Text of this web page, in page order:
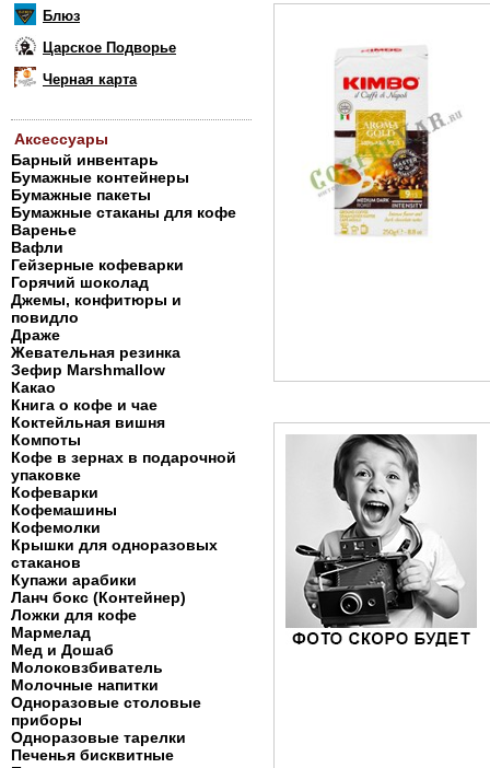
Блюз
Царское Подворье
Черная карта
Аксессуары
Барный инвентарь
Бумажные контейнеры
Бумажные пакеты
Бумажные стаканы для кофе
Варенье
Вафли
Гейзерные кофеварки
Горячий шоколад
Джемы, конфитюры и
повидло
Драже
Жевательная резинка
Зефир Marshmallow
Какао
Книга о кофе и чае
Коктейльная вишня
Компоты
Кофе в зернах в подарочной
упаковке
Кофеварки
Кофемашины
Кофемолки
Крышки для одноразовых
стаканов
Купажи арабики
Ланч бокс (Контейнер)
Ложки для кофе
Мармелад
Мед и Дошаб
Молоковзбиватель
Молочные напитки
Одноразовые столовые
приборы
Одноразовые тарелки
Печенья бисквитные